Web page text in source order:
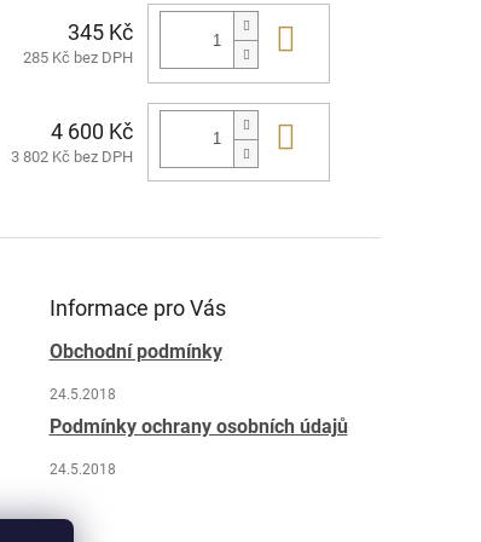
345 Kč
285 Kč bez DPH
4 600 Kč
3 802 Kč bez DPH
Informace pro Vás
Obchodní podmínky
24.5.2018
Podmínky ochrany osobních údajů
24.5.2018